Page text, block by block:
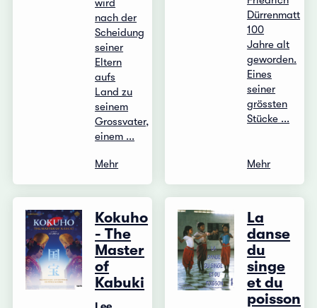
wird
nach der
Scheidung
seiner
Eltern
aufs
Land zu
seinem
Grossvater,
einem ...
Mehr
Dürrenmatt
100
Jahre alt
geworden.
Eines
seiner
grössten
Stücke ...
Mehr
Kokuho
- The
Master
of
Kabuki
La
danse
du
singe
et du
poisson